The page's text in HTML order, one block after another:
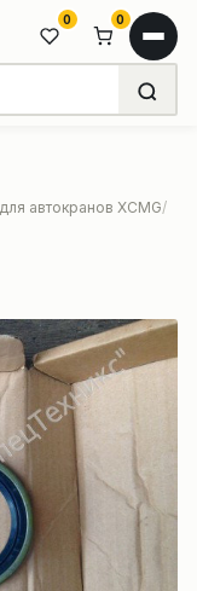
0 0
автокранов XCMG